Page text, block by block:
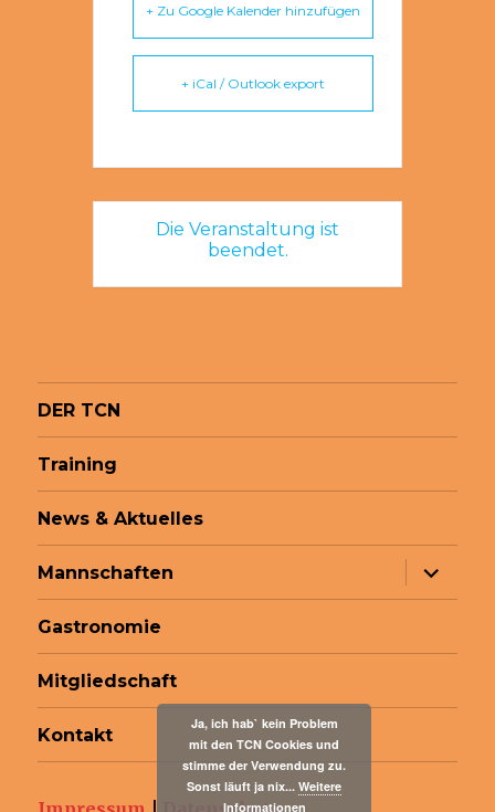
+ Zu Google Kalender hinzufügen
+ iCal / Outlook export
Die Veranstaltung ist
beendet.
DER TCN
Training
News & Aktuelles
Mannschaften
Gastronomie
Mitgliedschaft
Kontakt
Ja, ich hab` kein Problem
mit den TCN Cookies und
stimme der Verwendung zu.
Sonst läuft ja nix... Weitere
Informationen